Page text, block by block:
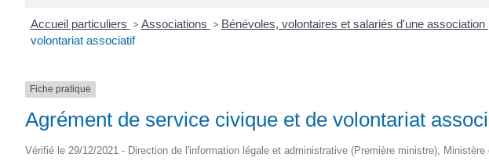
Accueil particuliers > Associations > Bénévoles, volontaires et salariés d'une association
volontariat associatif
Fiche pratique
Agrément de service civique et de volontariat
Vérifié le 29/12/2021 - Direction de l'information légale et administrative (Première ministre),